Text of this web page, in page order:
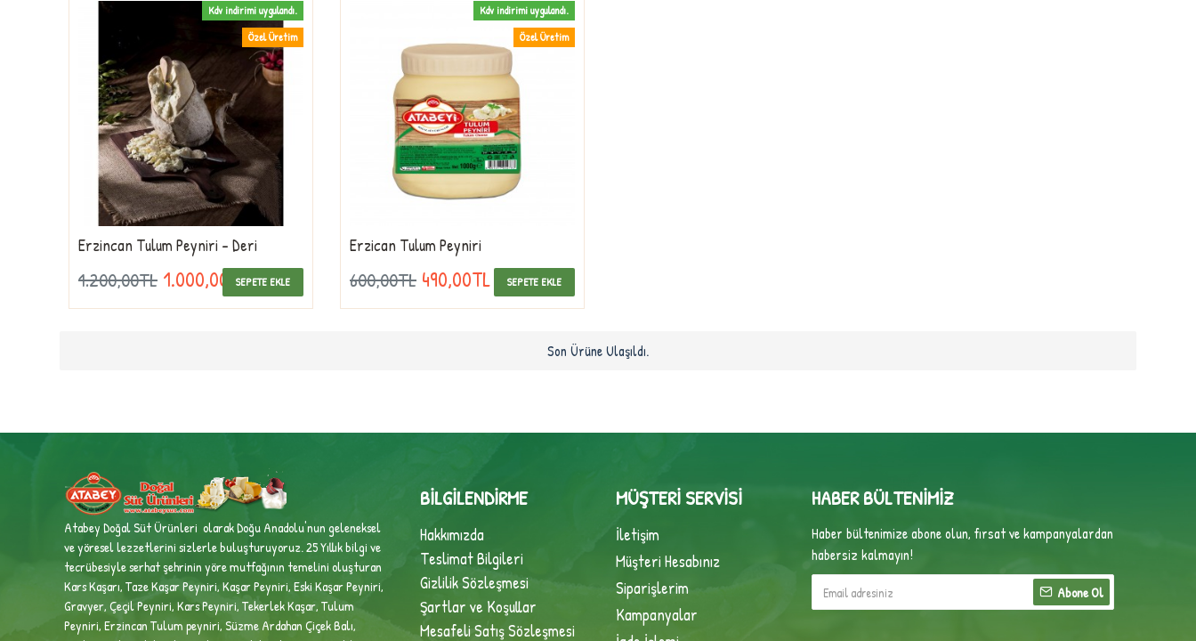
Özel Üretim
Kdv indirimi uygulandı.
Erzincan Tulum Peyniri - Deri
1.200,00TL 1.000,00TLSEPETE EKLE
Özel Üretim
Kdv indirimi uygulandı.
Erzican Tulum Peyniri
600,00TL 490,00TL SEPETE EKLE
Son Ürüne Ulaşıldı.
Atabey Doğal Süt Ürünleri olarak Doğu Anadolu'nun geleneksel
ve yöresel lezzetlerini sizlerle buluşturuyoruz. 25 Yıllık bilgi ve
tecrübesiyleserhat şehrinin yöre mutfağının temelini oluşturan
Kars Kaşarı, Taze Kaşar Peyniri, Kaşar Peyniri, Eski Kaşar Peyniri,
Gravyer, Çeçil Peyniri, Kars Peyniri, Tekerlek Kaşar, Tulum
Peyniri, Erzincan Tulum peyniri,Süzme Ardahan Çiçek Balı,
BILGILENDIRME
Hakkımızda
Teslimat Bilgileri
Gizlilik Sözleşmesi
Şartlar ve Koşullar
Mesafeli Satış Sözleşmesi
MÜŞTERI SERVISI
İletişim
Müşteri Hesabınız
Siparişlerim
Kampanyalar
HABER BÜLTENIMIZ
Haber bültenimize abone olun, fırsat ve kampanyalardan
habersiz kalmayın!
Abone Ol